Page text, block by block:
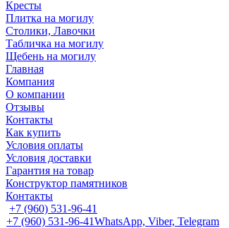
Кресты
Плитка на могилу
Столики, Лавочки
Табличка на могилу
Щебень на могилу
Главная
Компания
О компании
Отзывы
Контакты
Как купить
Условия оплаты
Условия доставки
Гарантия на товар
Конструктор памятников
Контакты
+7 (960) 531-96-41
+7 (960) 531-96-41WhatsApp, Viber, Telegram